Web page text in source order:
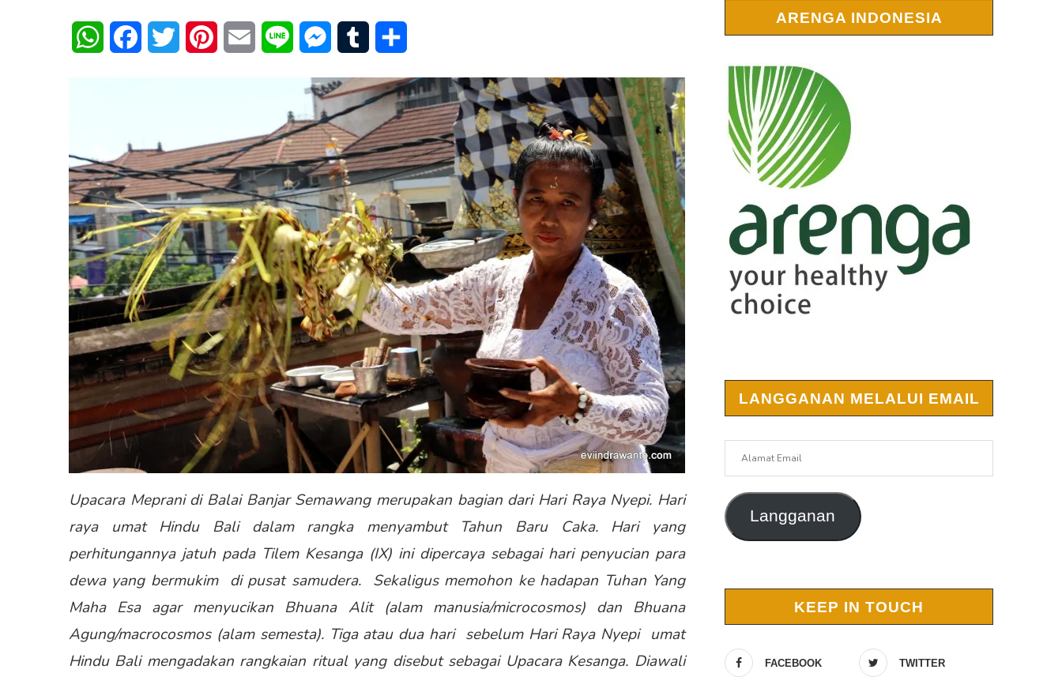
WhatsAppFacebookTwitter PinterestEmail Line Messenger
Tumblr
Upacara Meprani di Balai Banjar Semawang merupakan bagian dari Hari Raya Nyepi. Hari
raya umat Hindu Bali dalam rangka menyambut Tahun Baru Caka. Hari yang
perhitungannya jatuh pada Tilem Kesanga (IX) ini dipercaya sebagai hari penyucian para
dewa yang bermukim di pusat samudera. Sekaligus memohon ke hadapan Tuhan Yang
Maha Esa agar menyucikan Bhuana Alit (alam manusia/microcosmos) dan Bhuana
Agung/macrocosmos (alam semesta). Tiga atau dua hari sebelum Hari Raya Nyepi umat
Hindu Bali mengadakan rangkaian ritual yang disebut sebagai Upacara Kesanga. Diawali
ARENGA INDONESIA
LANGGANAN MELALUI EMAIL
Langganan
KEEP IN TOUCH
FACEBOOK TWITTER